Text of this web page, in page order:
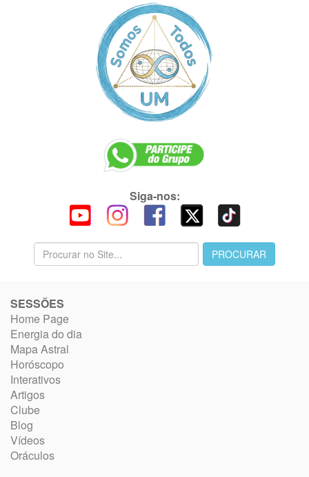
Siga-nos:
SESSÕES
Home Page
Energia do dia
Mapa Astral
Horóscopo
Interativos
Artigos
Clube
Blog
Vídeos
Oráculos